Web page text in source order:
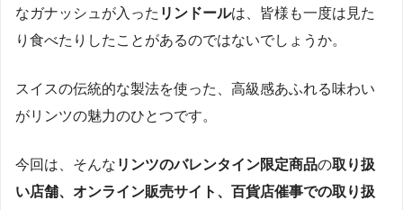
なガナッシュが入った リンドールは、皆様も一度は見た
り食べたりしたことがあるのではないでしょうか。
スイスの伝統的な製法を使った、高級感あふれる味わい
がリンツの魅力のひとつです。
今回は、そんな リンツのバレンタイン限定商品の取り扱
い店舗、オンライン販売サイト、百貨店催事での取り扱